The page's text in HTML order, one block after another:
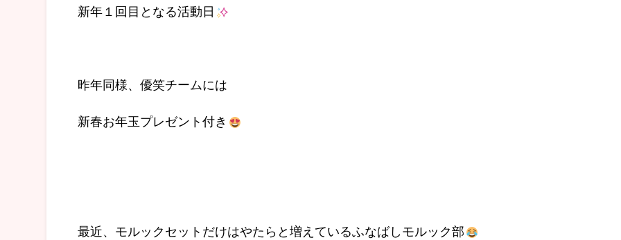
新年１回目となる活動日
昨年同様、優笑チームには
新春お年玉プレゼント付き
最近、モルックセットだけはやたらと増えているふなばしモルック部